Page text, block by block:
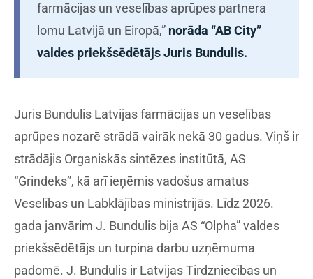
farmācijas un veselības aprūpes partnera
lomu Latvijā un Eiropā,” norāda “AB City”
valdes priekšsēdētājs Juris Bundulis.
Juris Bundulis Latvijas farmācijas un veselības
aprūpes nozarē strādā vairāk nekā 30 gadus. Viņš ir
strādājis Organiskās sintēzes institūtā, AS
“Grindeks”, kā arī ieņēmis vadošus amatus
Veselības un Labklājības ministrijās. Līdz 2026.
gada janvārim J. Bundulis bija AS “Olpha” valdes
priekšsēdētājs un turpina darbu uzņēmuma
padomē. J. Bundulis ir Latvijas Tirdzniecības un